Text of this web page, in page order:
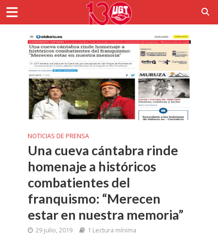
NOTICIAS DE PRENSA
Una cueva cántabra rinde
homenaje a históricos
combatientes del
franquismo: “Merecen
estar en nuestra memoria”
29 julio, 2019 1 Lectura mínima